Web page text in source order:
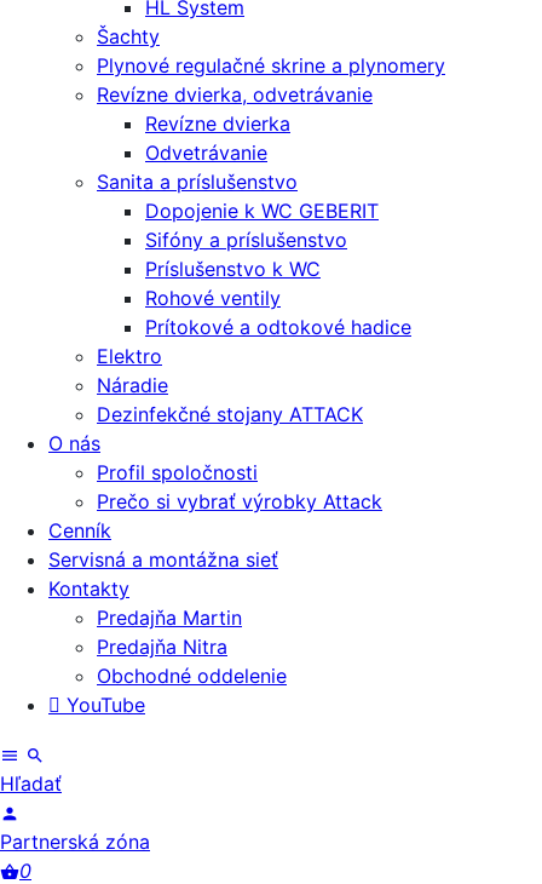
HL System
Šachty
Plynové regulačné skrine a plynomery
Revízne dvierka, odvetrávanie
Revízne dvierka
Odvetrávanie
Sanita a príslušenstvo
Dopojenie k WC GEBERIT
Sifóny a príslušenstvo
Príslušenstvo k WC
Rohové ventily
Prítokové a odtokové hadice
Elektro
Náradie
Dezinfekčné stojany ATTACK
O nás
Profil spoločnosti
Prečo si vybrať výrobky Attack
Cenník
Servisná a montážna sieť
Kontakty
Predajňa Martin
Predajňa Nitra
Obchodné oddelenie
YouTube
Hľadať
Partnerská zóna
0